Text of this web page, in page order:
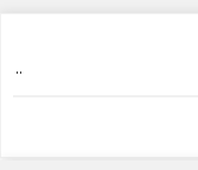
..